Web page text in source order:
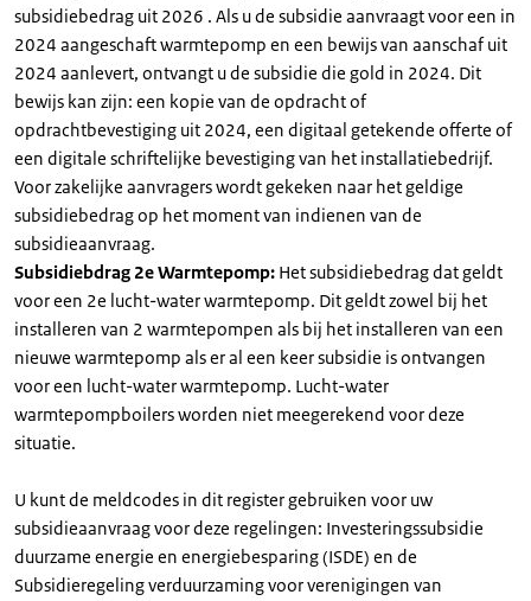
subsidiebedrag uit 2026 . Als u de subsidie aanvraagt voor een in
2024 aangeschaft warmtepomp en een bewijs van aanschaf uit
2024 aanlevert, ontvangt u de subsidie die gold in 2024. Dit
bewijs kan zijn: een kopie van de opdracht of
opdrachtbevestiging uit 2024, een digitaal getekende offerte of
een digitale schriftelijke bevestiging van het installatiebedrijf.
Voor zakelijke aanvragers wordt gekeken naar het geldige
subsidiebedrag op het moment van indienen van de
subsidieaanvraag.
Subsidiebdrag 2e Warmtepomp: Het subsidiebedrag dat geldt
voor een 2e lucht-water warmtepomp. Dit geldt zowel bij het
installeren van 2 warmtepompen als bij het installeren van een
nieuwe warmtepomp als er al een keer subsidie is ontvangen
voor een lucht-water warmtepomp. Lucht-water
warmtepompboilers worden niet meegerekend voor deze
situatie.
U kunt de meldcodes in dit register gebruiken voor uw
subsidieaanvraag voor deze regelingen: Investeringssubsidie
duurzame energie en energiebesparing (ISDE) en de
Subsidieregeling verduurzaming voor verenigingen van